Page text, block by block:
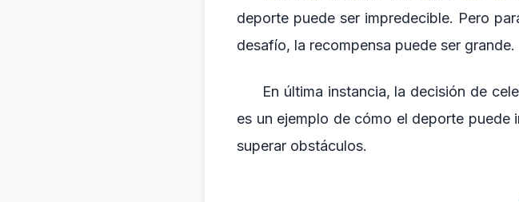
deporte puede ser impredecible. Pero
desafío, la recompensa puede ser grande.
En última instancia, la decisión de
es un ejemplo de cómo el deporte puede
superar obstáculos.